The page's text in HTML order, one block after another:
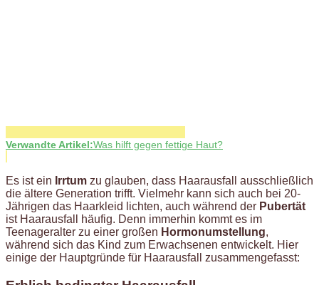
Verwandte Artikel:Was hilft gegen fettige Haut?
Es ist ein Irrtum zu glauben, dass Haarausfall ausschließlich
die ältere Generation trifft. Vielmehr kann sich auch bei 20-
Jährigen das Haarkleid lichten, auch während der Pubertät
ist Haarausfall häufig. Denn immerhin kommt es im
Teenageralter zu einer großen Hormonumstellung,
während sich das Kind zum Erwachsenen entwickelt. Hier
einige der Hauptgründe für Haarausfall zusammengefasst: